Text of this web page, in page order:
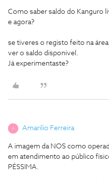
Como saber saldo do Kanguro
e agora?
se tiveres o registo feito na
ver o saldo disponivel.
Já experimentaste?
A Amarilio Ferreira
A imagem da NOS como
em atendimento ao público
PÉSSIMA.